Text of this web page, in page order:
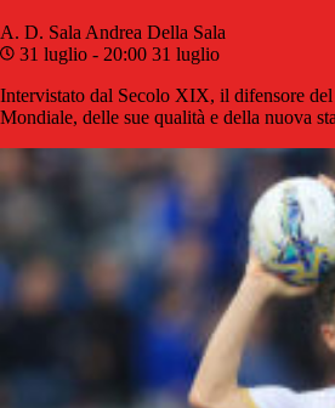
A. D. Sala Andrea Della Sala
31 luglio - 20:00 31 luglio
Intervistato dal Secolo XIX, il difensore del
Mondiale, delle sue qualità e della nuova